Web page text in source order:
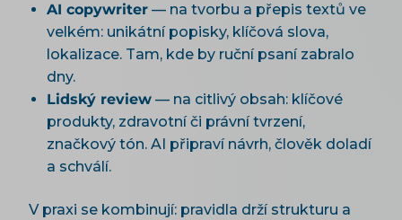
AI copywriter — na tvorbu a přepis textů ve
velkém: unikátní popisky, klíčová slova,
lokalizace. Tam, kde by ruční psaní zabralo
dny.
Lidský review — na citlivý obsah: klíčové
produkty, zdravotní či právní tvrzení,
značkový tón. AI připraví návrh, člověk doladí
a schválí.
V praxi se kombinují: pravidla drží strukturu a